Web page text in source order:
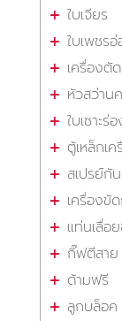
ใบเจียร
ใบเพชร
เครื่องตั
หัวสว่าน
ใบเซาะร่
ตู้เหล็กเ
สเปรย์กั
เครื่องขั
แท่นเลื่อ
กิ๊ฟตีสาย
ด้ามฟรี
ลูกบล็อค